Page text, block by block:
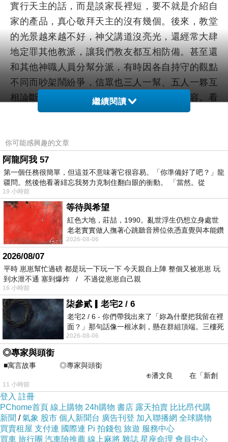
實行天主的話，而是談家長裡短，要不就是介紹自
家的產品，真心敬拜天主的沒有幾個。後來，教堂
的光景越來越不好，神父講道沒亮光，還經常大肆
地定罪其他教派，讓我們教友都互相防備。甚至還
和其他神職人員分幫分派，有時因各自持守的觀點
不同而吵架鬧紛爭，信眾也三人一幫、五人一夥互
相論斷、攻擊，再也看不到以往的愛心和包容。看
教會的景象，我不知道為什麼變成了這樣的光
2009年，我到日本留學時去教堂望彌撒，看到
日本教堂跟中國教堂一樣亂，神父、教友的所言所
行跟外邦人一樣，都趕世界潮流，互相攀比，並且
都很勢利。神父看到有錢人總是笑容可掬，而對沒
錢的教友都是冷眼相待，說話口氣也生硬。在異國
看到此景，我特別寒心，也很迷茫，心裡也再沒有
那種對天主的依戀了，每天念的早課、晚課我感覺
都成了一種壓力，有時都不想再去教堂望彌撒，可
又害怕被天主定罪下地獄，不敢不去。後來我雖然
勉強去了教堂，但靈裡得不到供應，心裡空落落
的。有時我會想：教會怎麼變成這樣了？以往人
少，中共還逼迫，但教友深更半夜去望彌撒都有勁
兒，可現在環境越安逸，人倒越疲沓了，難道是信
主的人多了？或是聽道聽多了沒有神祕感了？我心
裡有很多困惑。
2018年5月，我和丈夫帶著不到一歲的孩子移
民來到美國。安頓好後，我們就到離家不遠的教堂
望彌撒，讓我不可思議的是，又大又華麗的教堂人
卻非常少，神父在上面講道，下面多數人都是滿臉
繼續閱讀
你可能感興趣的文章
阿龍阿我 57
第一個任務很簡單，但這並不意味著它很容易。「你準備好了吧？」龍
疆問。然後他看著緋忘我努力克制住翻白眼的衝動。 「當然。從
19 小時前
等待與希望
紅色大地，莊喆，1990。亂世浮生仍想立身處世
老老實實做人撫著心跳聽音辨位依憑直覺與本能鑽
向裂隙的亮處探索另一個心聲另一個共鳴的
2026-08-06
2026/08/07
平時 崽崽幫忙過磅 都是玩一下玩一下 今天親自上陣 整個又被崽崽 玩
到水泄不通 塞到爆炸 / 不過從崽崽自己親
16 小時前
柒參貳▎老宅2 / 6
老宅2 / 6 - 你們帶我出來了「妳為什麼把我留在裡
面？」那句話像一根冰刺，懸在群組頂端。三樓死
死盯著照片裡的人。那個人確實站在
2026-08-06
◎專家與頭銜
■寓言故事 ◎專家與頭銜
⊕潘文良 在「新創
之谷」裡——
11 小時前
登入 註冊
PChome首頁 線上購物 24h購物 書店 露天拍賣 比比昂代購
新聞 /氣象 股市 個人新聞台 廣告刊登 加入聯播網 全球購物
買賣租屋 支付連 國際連 Pi 拍錢包 旅遊 服務中心
買車 旅行團 汽車險推薦 線上麻將 雜誌 星座命理 會員中心